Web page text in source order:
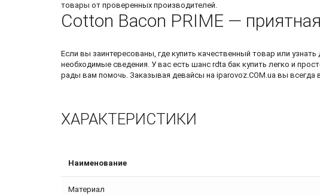
товары от проверенных производителей.
Cotton Bacon PRIME —
Если вы заинтересованы, где купить качественный товар или узнать
необходимые сведения. У вас есть шанс rdta бак купить легко и
рады вам помочь. Заказывая девайсы на iparovoz.COM.ua вы
ХАРАКТЕРИСТИКИ
Наименование
Материал